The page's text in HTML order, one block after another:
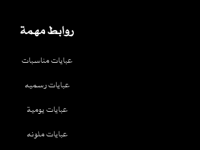
روابط مهمة
عبايات مناسبات
عبايات رسميه
عبايات يومية
عبايات ملونه